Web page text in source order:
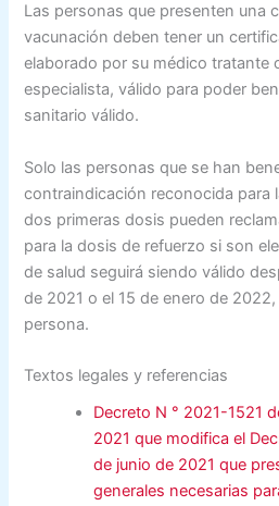
Las personas que presenten una
vacunación deben tener un
elaborado por su médico tratante
especialista, válido para poder
sanitario válido.
Solo las personas que se han
contraindicación reconocida para
dos primeras dosis pueden
para la dosis de refuerzo si son
de salud seguirá siendo válido
de 2021 o el 15 de enero de
persona.
Textos legales y referencias
Decreto N ° 2021-1521
2021 que modifica el
de junio de 2021 que
generales necesarias